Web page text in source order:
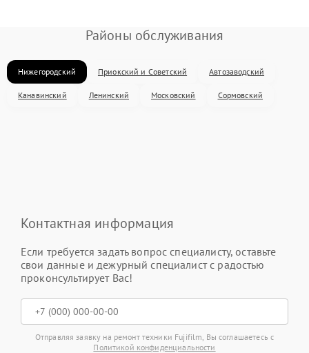
Районы обслуживания
Нижегородский Приокский и Советский Автозаводский
Канавинский Ленинский Московский Сормовский
Контактная информация
Если требуется задать вопрос специалисту, оставьте
свои данные и дежурный специалист с радостью
проконсультирует Вас!
Отправляя заявку на ремонт техники Fujifilm, Вы соглашаетесь с
Политикой конфиденциальности